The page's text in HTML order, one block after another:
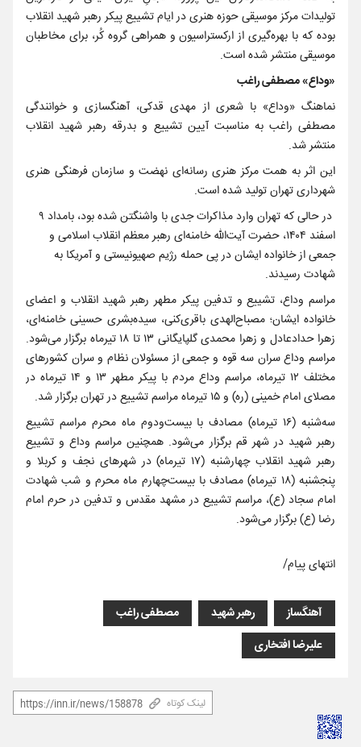
تولیدات مرکز موسیقی حوزه هنری در ایام تشییع پیکر رهبر شهید انقلاب
بوده که با بهره‌گیری از ارکستراسیون و همراهی گروه کُر، برای مخاطبان
موسیقی منتشر شده است.
«وداع» مصطفی راغب
نماهنگ «وداع» با شعری از مهدی قدکی، آهنگسازی و خوانندگی
مصطفی راغب به مناسبت آیین تشییع و بدرقه رهبر شهید انقلاب
منتشر شد.
این اثر به همت مرکز هنری رسانه‌ای نهضت و سازمان فرهنگی هنری
شهرداری تهران تولید شده است.
در حالی که تهران وارد مذاکرات جدی با واشنگتن شده بود، بامداد ۹
اسفند ۱۴۰۴، ‌حضرت آیت‌الله خامنه‌ای رهبر معظم انقلاب اسلامی و
جمعی از خانواده ایشان در پی حمله رژیم صهیونیستی و آمریکا به
شهادت رسیدند.
مراسم وداع، تشییع و تدفین پیکر مطهر رهبر شهید انقلاب و اعضای
خانواده ایشان؛ مصباح‌الهدی باقری‌کنی، سیده‌بشری حسینی خامنه‌ای،
زهرا حدادعادل و زهرا محمدی گلپایگانی ۱۳ تا ۱۸ تیرماه برگزار می‌شود.
مراسم وداع سران سه قوه و جمعی از مسئولان نظام و سران کشورهای
مختلف ۱۲ تیرماه، مراسم وداع مردم با پیکر مطهر ۱۳ و ۱۴ تیرماه در
مصلای امام خمینی (ره) و ۱۵ تیرماه مراسم تشییع در تهران برگزار شد.
سه‌شنبه (۱۶ تیرماه) مصادف با بیست‌ودوم ماه محرم مراسم تشییع
رهبر شهید در شهر قم برگزار می‌شود. همچنین مراسم وداع و تشییع
رهبر شهید انقلاب چهارشنبه (۱۷ تیرماه) در شهرهای نجف و کربلا و
پنجشنبه (۱۸ تیرماه) مصادف با بیست‌چهارم ماه محرم و شب شهادت
امام سجاد (ع)، مراسم تشییع در مشهد مقدس و تدفین در حرم امام‌
رضا (ع) برگزار می‌شود.
انتهای پیام/
آهنگساز رهبر شهید
مصطفی راغب
علیرضا افتخاری
لینک کوتاه